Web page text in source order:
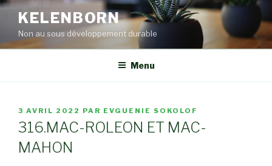
Aller
contenu
principal
KELENBORN
Non au sous développement durable
Menu
PUBLIÉ
LE
3 AVRIL 2022 PAR EVGUENIE SOKOLOF
316.MAC-ROLEON ET MAC-
MAHON